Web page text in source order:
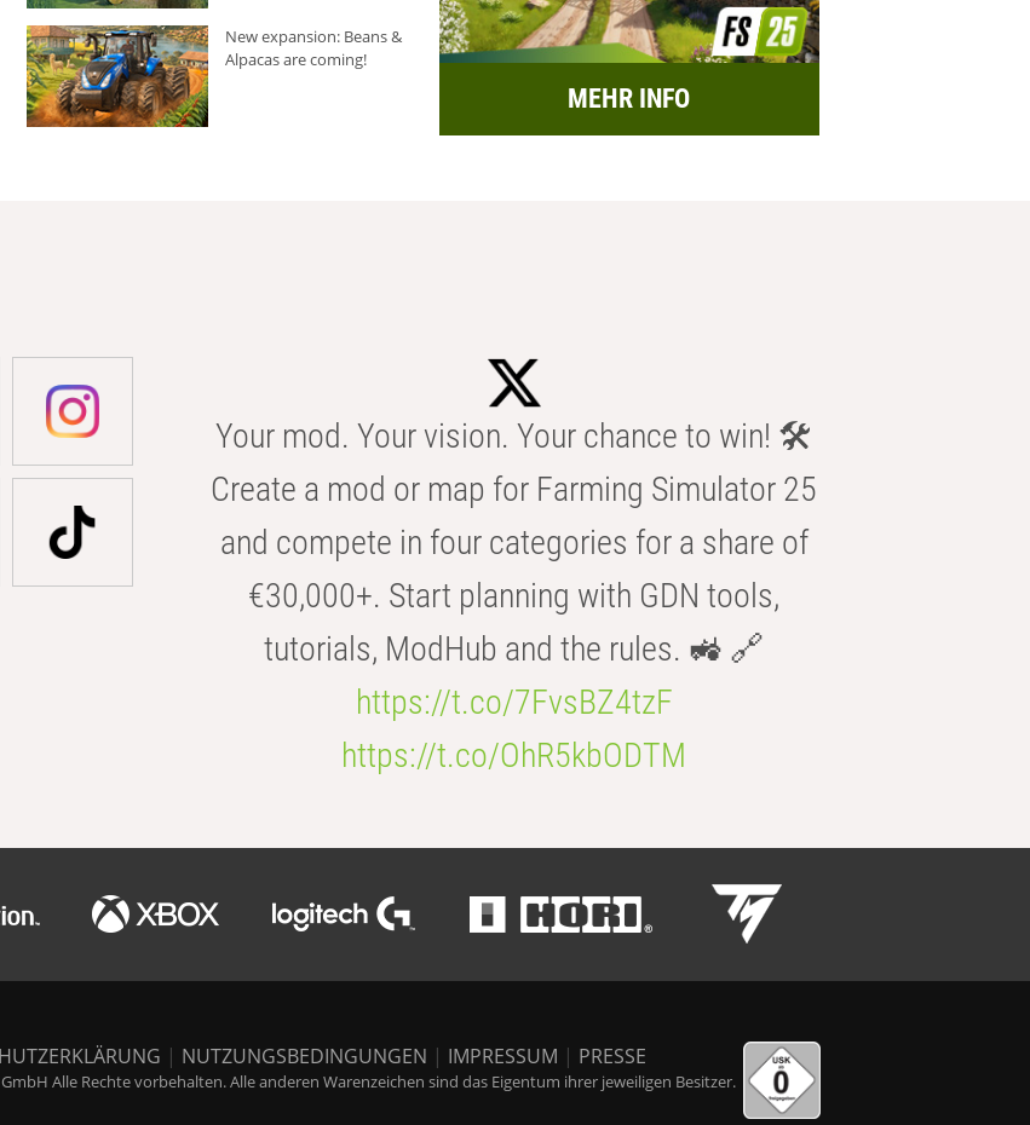
New expansion: Beans &
Alpacas are coming!
MEHR INFO
Your mod. Your vision. Your chance to win! 🛠️
Create a mod or map for Farming Simulator 25
and compete in four categories for a share of
€30,000+. Start planning with GDN tools,
tutorials, ModHub and the rules. 🚜 🔗
https://t.co/7FvsBZ4tzF
https://t.co/OhR5kbODTM
| NUTZUNGSBEDINGUNGEN | IMPRESSUM | PRESSE
Alle Rechte vorbehalten. Alle anderen Warenzeichen sind das Eigentum ihrer jeweiligen Besitzer.